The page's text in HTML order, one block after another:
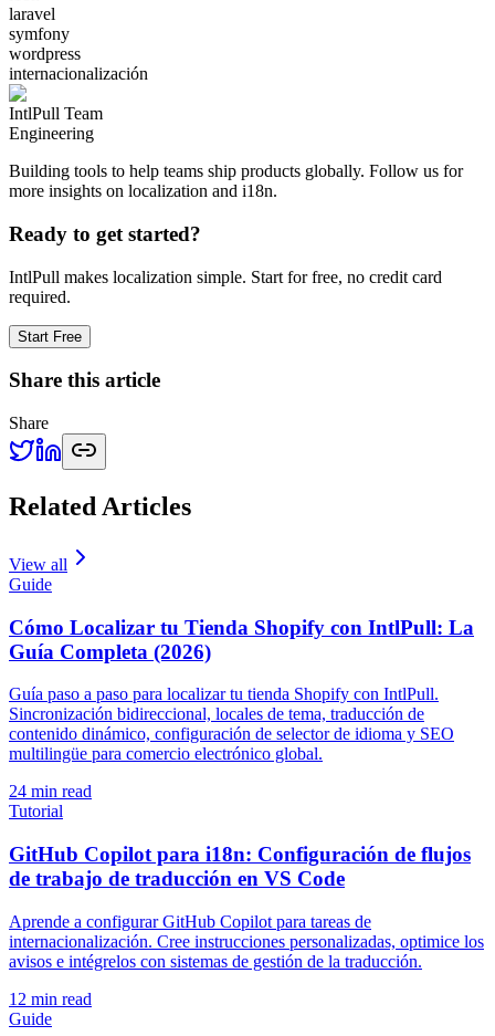
laravel
symfony
wordpress
internacionalización
IntlPull Team
Engineering
Building tools to help teams ship products globally. Follow us for
more insights on localization and i18n.
Ready to get started?
IntlPull makes localization simple. Start for free, no credit card
required.
Start Free
Share this article
Share
Related Articles
View all
Guide
Cómo Localizar tu Tienda Shopify con IntlPull: La
Guía Completa (2026)
Guía paso a paso para localizar tu tienda Shopify con IntlPull.
Sincronización bidireccional, locales de tema, traducción de
contenido dinámico, configuración de selector de idioma y SEO
multilingüe para comercio electrónico global.
24 min read
Tutorial
GitHub Copilot para i18n: Configuración de flujos
de trabajo de traducción en VS Code
Aprende a configurar GitHub Copilot para tareas de
internacionalización. Cree instrucciones personalizadas, optimice los
avisos e intégrelos con sistemas de gestión de la traducción.
12 min read
Guide